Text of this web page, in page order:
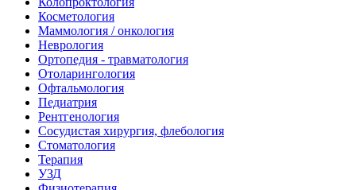
Косметология
Маммология / онкология
Неврология
Ортопедия - травматология
Отоларингология
Офтальмология
Педиатрия
Рентгенология
Сосудистая хирургия, флебология
Стоматология
Терапия
УЗД